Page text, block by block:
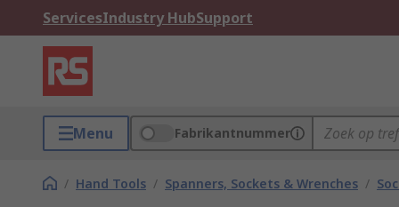
ServicesIndustry HubSupport
Menu Fabrikantnummer
/ Hand Tools / Spanners, Sockets & Wrenches /